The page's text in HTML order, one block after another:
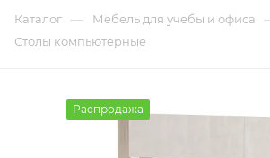
Каталог — Мебель для учебы и офиса
Столы компьютерные
Распродажа